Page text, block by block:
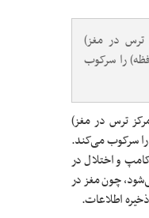
ترس در مغز)
را سرکوب
ترس در مغز)
سرکوب می‌کند.
و اختلال در
چون مغز در
اطلاعات.